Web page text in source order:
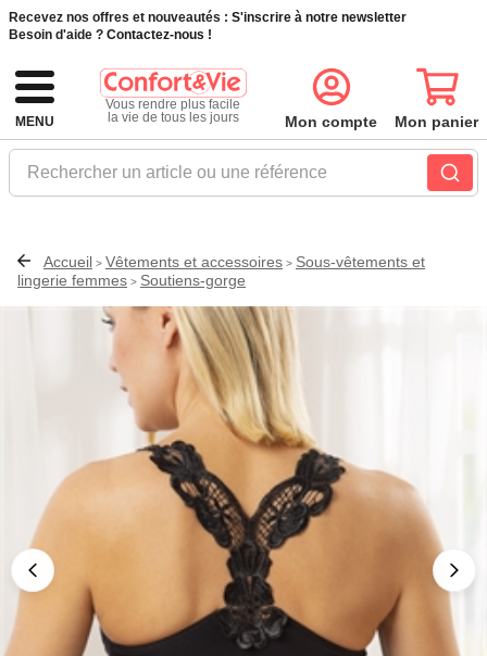
Recevez nos offres et nouveautés : S'inscrire à notre newsletter
Besoin d'aide ? Contactez-nous !
MENU
Vous rendre plus facile
la vie de tous les jours
Rechercher un article ou une référence
Mon compte Mon panier
Accueil > Vêtements et accessoires > Sous-vêtements et
lingerie femmes > Soutiens-gorge